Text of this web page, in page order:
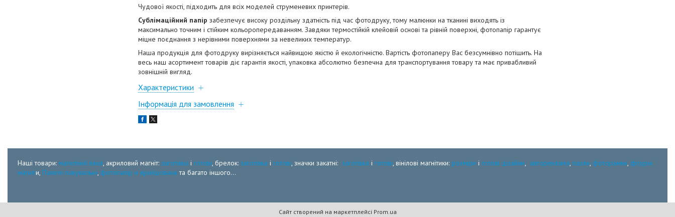
Чудової якості, підходить для всіх моделей струменевих принтерів.
Сублімаційний папір забезпечує високу роздільну здатність під час фотодруку, тому малюнки на тканині виходять із
максимально точним і стійким кольоропередаванням. Завдяки термостійкій клейовій основі та рівній поверхні, фотопапір гарантує
міцне поєднання з нерівними поверхнями за невеликих температур.
Наша продукція для фотодруку вирізняється найвищою якістю й екологічністю. Вартість фотопаперу Вас безсумнівно потішить. На
весь наш асортимент товарів діє гарантія якості, упаковка абсолютно безпечна для транспортування товару та має привабливий
зовнішній вигляд.
Характеристики
Інформація для замовлення
Наші товари: магнітний вініл, акриловий магніт: заготівка і готові, брелок: заготівка і готові, значки закатні: заготівка і готові, вінілові магнітики: розміри і готові дізайни, автореклама, пазли, фоторамки, фігурні
магніти, Пакети пакувальні, фотопапір и крейдована та багато іншого...
Сайт створений на маркетплейсі Prom.ua